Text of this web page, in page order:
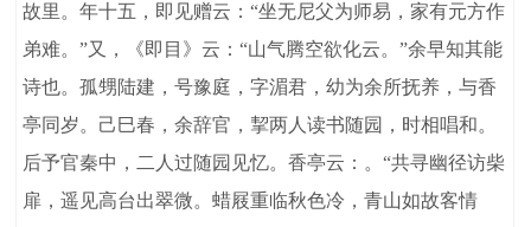
故里。年十五，即见赠云：“坐无尼父为师易，家有元方作
弟难。”又，《即目》云：“山气腾空欲化云。”余早知其能
诗也。孤甥陆建，号豫庭，字湄君，幼为余所抚养，与香
亭同岁。己巳春，余辞官，挈两人读书随园，时相唱和。
后予官秦中，二人过随园见忆。香亭云：。“共寻幽径访柴
扉，遥见高台出翠微。蜡屐重临秋色冷，青山如故客情